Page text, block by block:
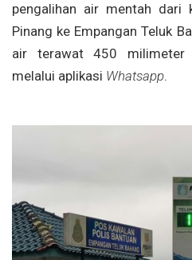
pengalihan air mentah dari
Pinang ke Empangan Teluk
air terawat 450 milimeter
melalui aplikasi Whatsapp.